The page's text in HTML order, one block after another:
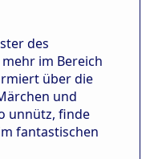
des
im Bereich
über die
und
unnütz, finde
fantastischen